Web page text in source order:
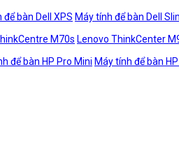
để bàn Dell XPS Máy tính để bàn Dell
M70s Lenovo ThinkCenter
để bàn HP Pro Mini Máy tính để bàn